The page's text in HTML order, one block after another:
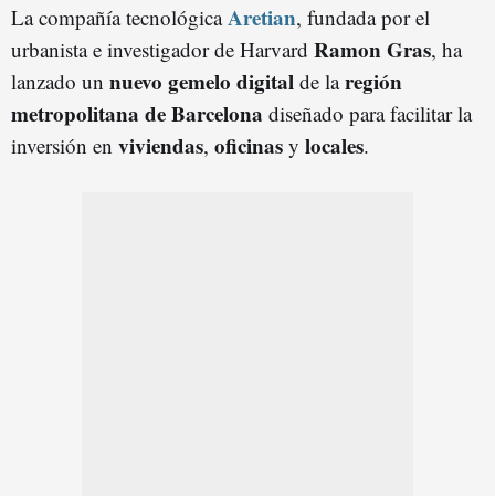
La compañía tecnológicaAretian, fundada por el
urbanista e investigador de Harvard Ramon Gras, ha
lanzado un nuevo gemelo digital de laregión
metropolitana de Barcelona diseñado para facilitar la
inversión en viviendas, oficinas y locales.